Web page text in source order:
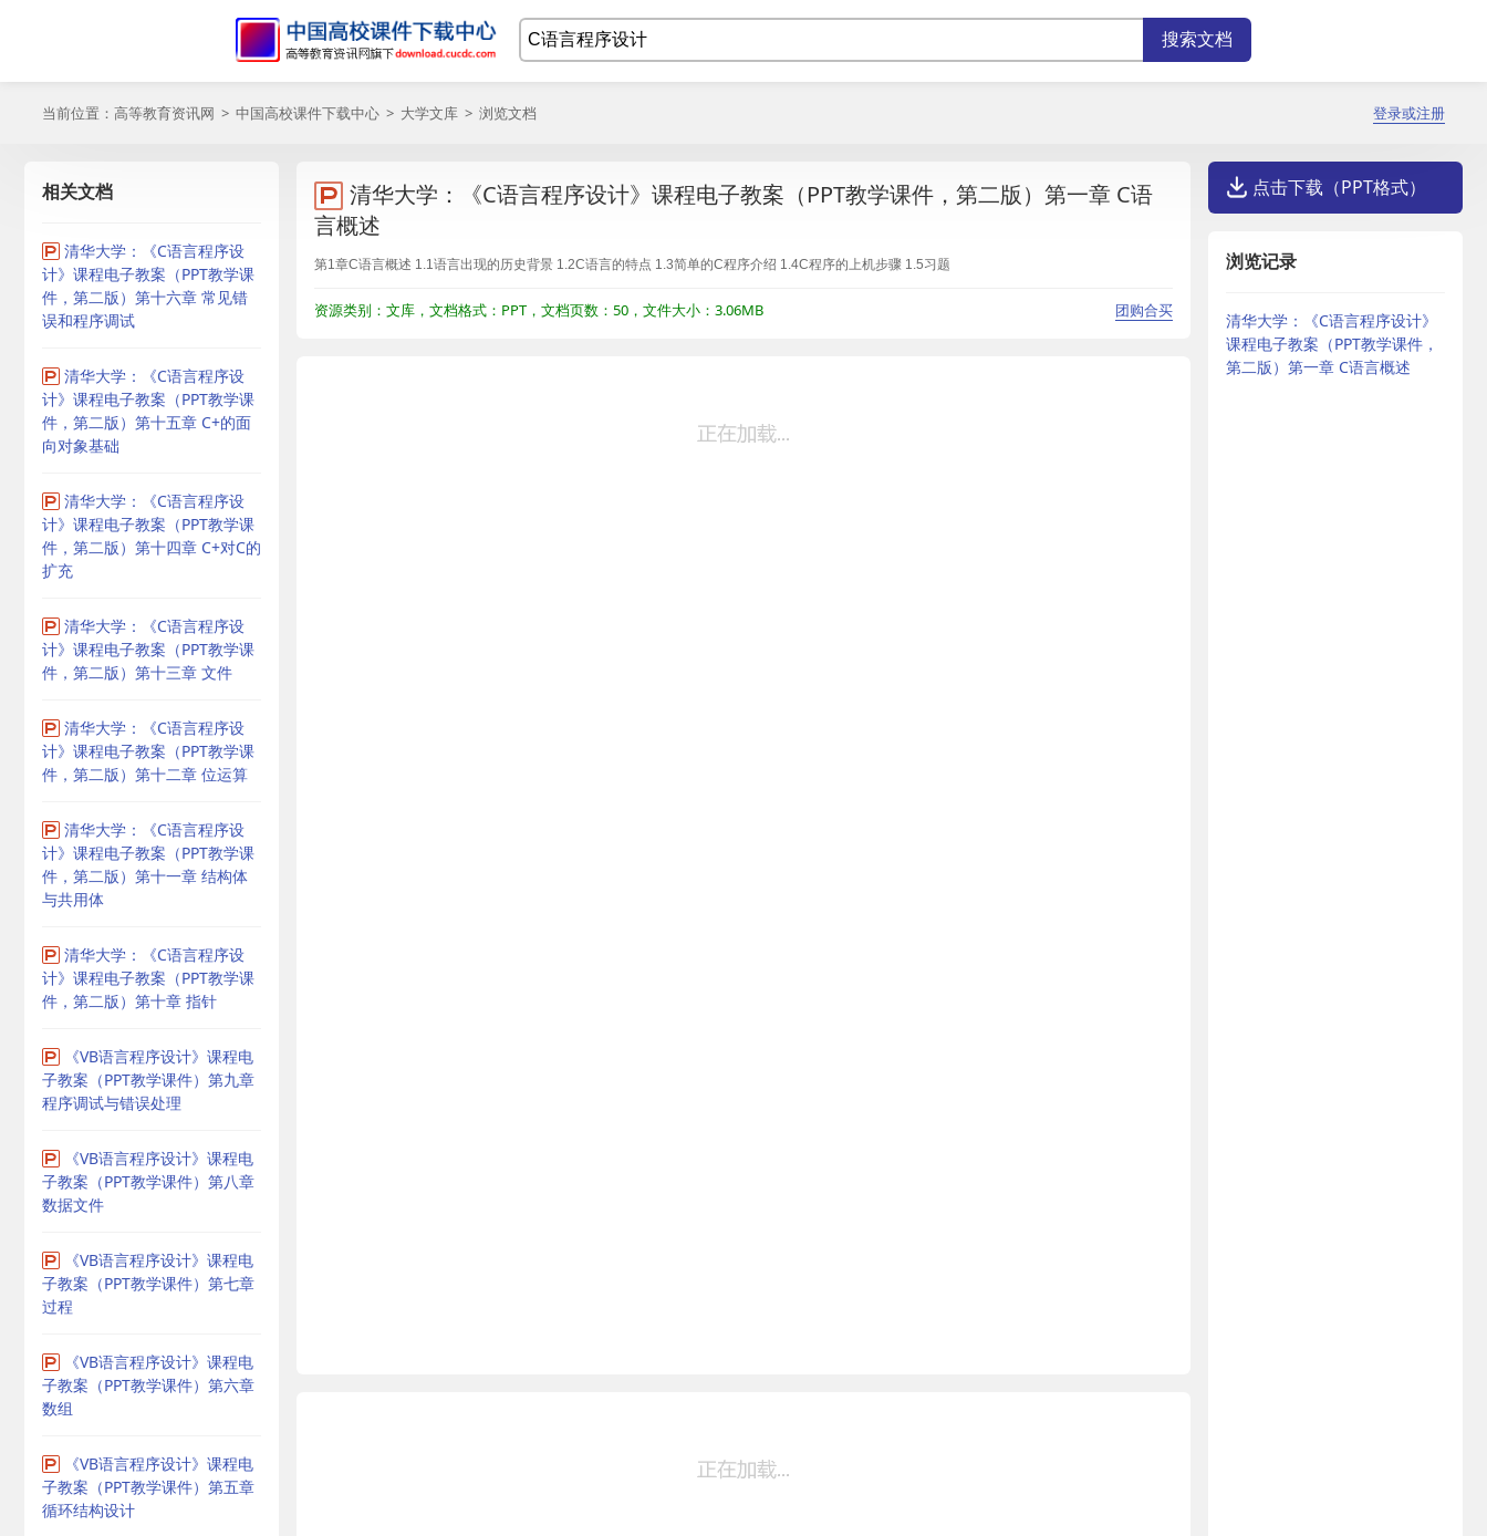
当前位置： 高等教育资讯网 > 中国高校课件下载中心 > 大学文库 > 浏览文档 登录或注册
相关文档
清华大学：《C语言程序设
计》课程电子教案（PPT教学课
件，第二版）第十六章 常见错
误和程序调试
清华大学：《C语言程序设
计》课程电子教案（PPT教学课
件，第二版）第十五章 C+的面
向对象基础
清华大学：《C语言程序设
计》课程电子教案（PPT教学课
件，第二版）第十四章 C+对C的
扩充
清华大学：《C语言程序设
计》课程电子教案（PPT教学课
件，第二版）第十三章 文件
清华大学：《C语言程序设
计》课程电子教案（PPT教学课
件，第二版）第十二章 位运算
清华大学：《C语言程序设
计》课程电子教案（PPT教学课
件，第二版）第十一章 结构体
与共用体
清华大学：《C语言程序设
计》课程电子教案（PPT教学课
件，第二版）第十章 指针
《VB语言程序设计》课程电
子教案（PPT教学课件）第九章
程序调试与错误处理
《VB语言程序设计》课程电
子教案（PPT教学课件）第八章
数据文件
《VB语言程序设计》课程电
子教案（PPT教学课件）第七章
过程
《VB语言程序设计》课程电
子教案（PPT教学课件）第六章
数组
《VB语言程序设计》课程电
子教案（PPT教学课件）第五章
循环结构设计
清华大学：《C语言程序设计》课程电子教案（PPT教学课件，第二版）第一章 C语
言概述
第1章C语言概述 1.1语言出现的历史背景 1.2C语言的特点 1.3简单的C程序介绍 1.4C程序的上机步骤 1.5习题
团购合买
资源类别：文库，文档格式：PPT，文档页数：50，文件大小：3.06MB
点击下载（PPT格式）
浏览记录
清华大学：《C语言程序设计》
课程电子教案（PPT教学课件，
第二版）第一章 C语言概述